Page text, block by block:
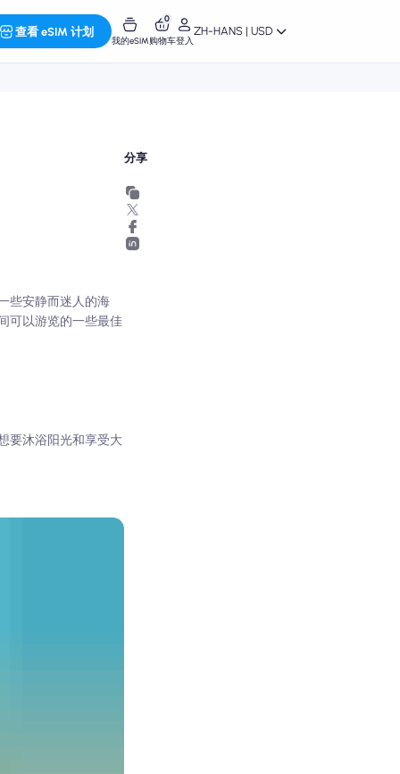
查看 eSIM 计划
我的eSIM
0
购物车登入
ZH-HANS | USD
些安静而迷人的海
可以游览的一些最佳
要沐浴阳光和享受大
分享